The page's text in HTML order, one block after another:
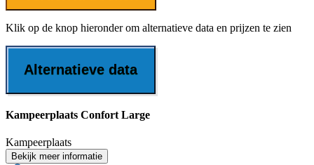
Klik op de knop hieronder om alternatieve data en prijzen te zien
Alternatieve data
Kampeerplaats Confort Large
Kampeerplaats
Bekijk meer informatie